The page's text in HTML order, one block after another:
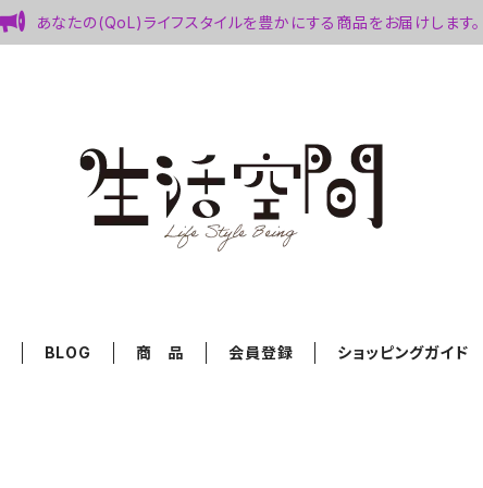
あなたの(QoL)ライフスタイルを豊かにする商品をお届けします。
BLOG 商 品 会員登録 ショッピングガイド